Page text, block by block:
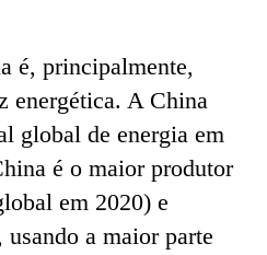
é, principalmente,
energética. A China
global de energia em
é o maior produtor
em 2020) e
a maior parte